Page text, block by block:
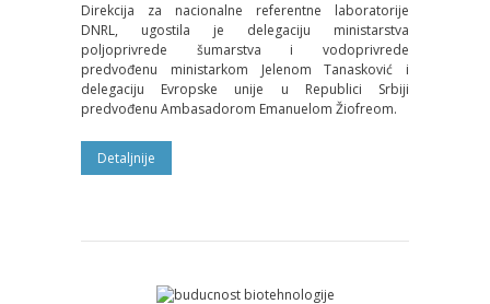
Direkcija za nacionalne referentne laboratorije
DNRL, ugostila je delegaciju ministarstva
poljoprivrede šumarstva i vodoprivrede
predvođenu ministarkom Jelenom Tanasković i
delegaciju Evropske unije u Republici Srbiji
predvođenu Ambasadorom Emanuelom Žiofreom.
Detaljnije